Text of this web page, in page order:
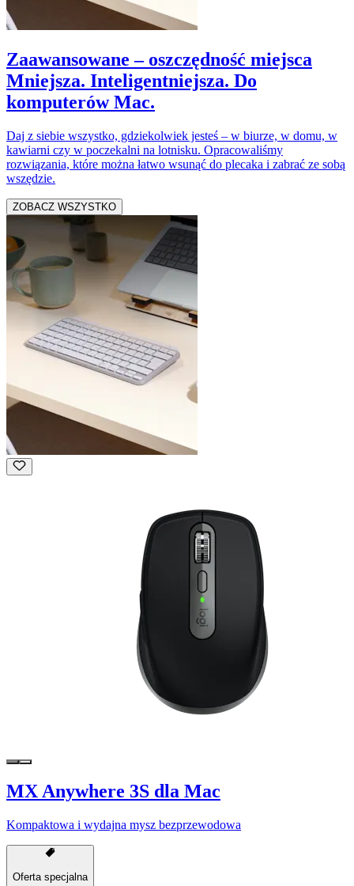
Zaawansowane – oszczędność miejsca
Mniejsza. Inteligentniejsza. Do
komputerów Mac.
Daj z siebie wszystko, gdziekolwiek jesteś – w biurze, w domu, w
kawiarni czy w poczekalni na lotnisku. Opracowaliśmy
rozwiązania, które można łatwo wsunąć do plecaka i zabrać ze sobą
wszędzie.
ZOBACZ WSZYSTKO
MX Anywhere 3S dla Mac
Kompaktowa i wydajna mysz bezprzewodowa
Oferta specjalna